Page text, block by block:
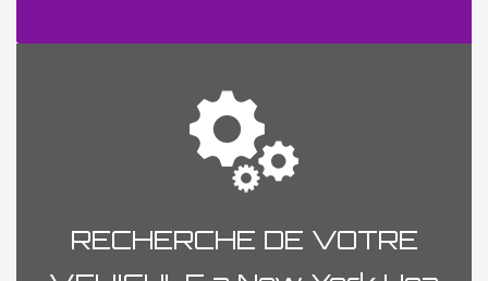
RECHERCHE DE VOTRE